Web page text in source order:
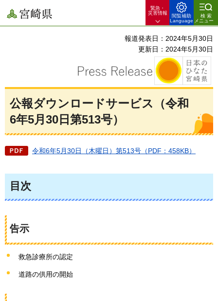
宮崎県
緊急・
災害情報
閲覧補助
Language
検索
メニュー
報道発表日：2024年5月30日
更新日：2024年5月30日
公報ダウンロードサービス（令和
6年5月30日第513号）
令和6年5月30日（木曜日）第513号（PDF：458KB）
目次
告示
救急診療所の認定
道路の供用の開始